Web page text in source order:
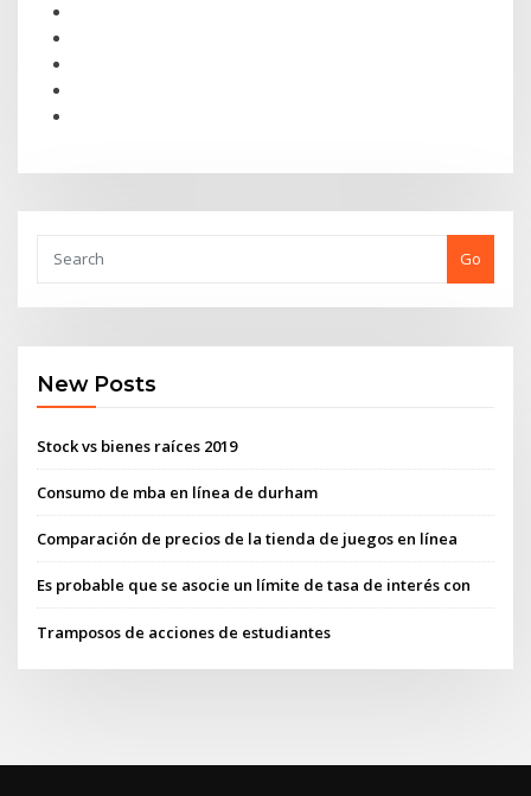
Go
New Posts
Stock vs bienes raíces 2019
Consumo de mba en línea de durham
Comparación de precios de la tienda de juegos en línea
Es probable que se asocie un límite de tasa de interés con
Tramposos de acciones de estudiantes